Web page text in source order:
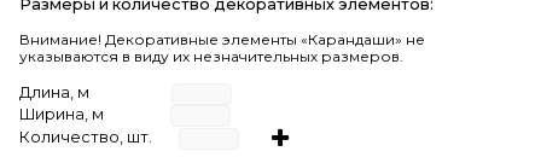
Размеры и количество декоративных элементов:
Внимание! Декоративные элементы «Карандаши» не
указываются в виду их незначительных размеров.
Длина, м
Ширина, м
Количество, шт.